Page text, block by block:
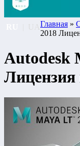
Главная »
2018
Autodesk
Лицензия